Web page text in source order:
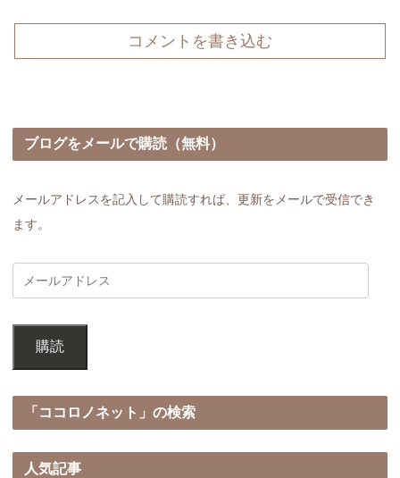
コメントを書き込む
ブログをメールで購読（無料）
メールアドレスを記入して購読すれば、更新をメールで受信でき
ます。
購読
「ココロノネット」の検索
人気記事